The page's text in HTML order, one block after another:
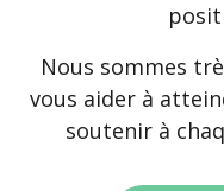
Nous sommes
vous aider à
soutenir à